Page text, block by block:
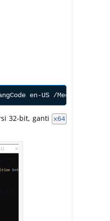
en-US /
32-bit, ganti x64